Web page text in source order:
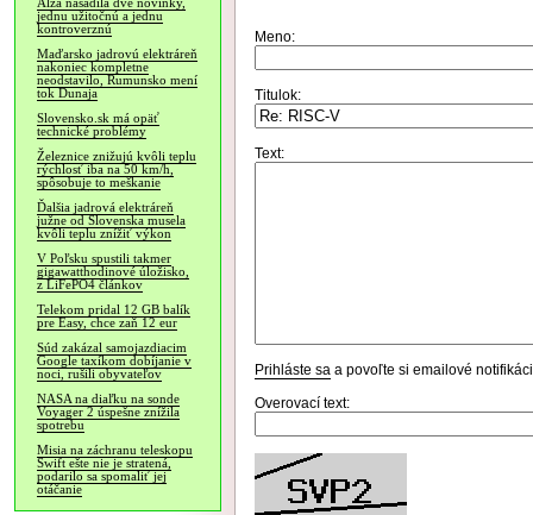
Alza nasadila dve novinky,
jednu užitočnú a jednu
kontroverznú
Maďarsko jadrovú elektráreň
nakoniec kompletne
neodstavilo, Rumunsko mení
tok Dunaja
Slovensko.sk má opäť
technické problémy
Železnice znižujú kvôli teplu
rýchlosť iba na 50 km/h,
spôsobuje to meškanie
Ďalšia jadrová elektráreň
južne od Slovenska musela
kvôli teplu znížiť výkon
V Poľsku spustili takmer
gigawatthodinové úložisko,
z LiFePO4 článkov
Telekom pridal 12 GB balík
pre Easy, chce zaň 12 eur
Súd zakázal samojazdiacim
Google taxíkom dobíjanie v
noci, rušili obyvateľov
NASA na diaľku na sonde
Voyager 2 úspešne znížila
spotrebu
Misia na záchranu teleskopu
Swift ešte nie je stratená,
podarilo sa spomaliť jej
otáčanie
Meno:
Titulok:
Text:
Prihláste sa a povoľte si emailové
Overovací text: